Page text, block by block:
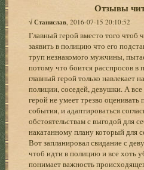
Отзывы
√Станислав , 2016-07-15 20:10:52
Главный герой вместо того чтоб
заявить в полицию что его
труп незнакомого мужчины,
потому что боится расспросов в
главный герой только навлекает
полиции, соседей, девушки. А
герой не умеет трезво
события, и адаптироваться
обстоятельствам с выгодой для
накатанному плану который для
Вот запланировал свидание с
чтоб идти в полицию и все хоть
понимает важность